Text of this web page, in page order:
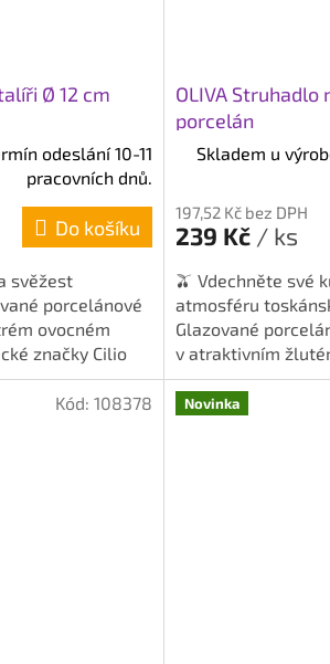
Ø 12 cm
odeslání 10-11
pracovních dnů.
Do košíku
svěžest
porcelánové
ovocném
značky Cilio
OLIVA Struhadlo
porcelán
Skladem u
197,52 Kč bez DPH
239 Kč / ks
🫒 Vdechněte své
atmosféru
Glazované
v atraktivním
motivem oliv od...
Kód:108378 Novinka